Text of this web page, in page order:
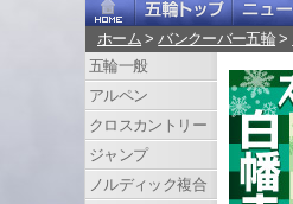
ホーム >バンクーバー五輪>
五輪一般
アルペン
クロスカントリー
ジャンプ
ノルディック複合